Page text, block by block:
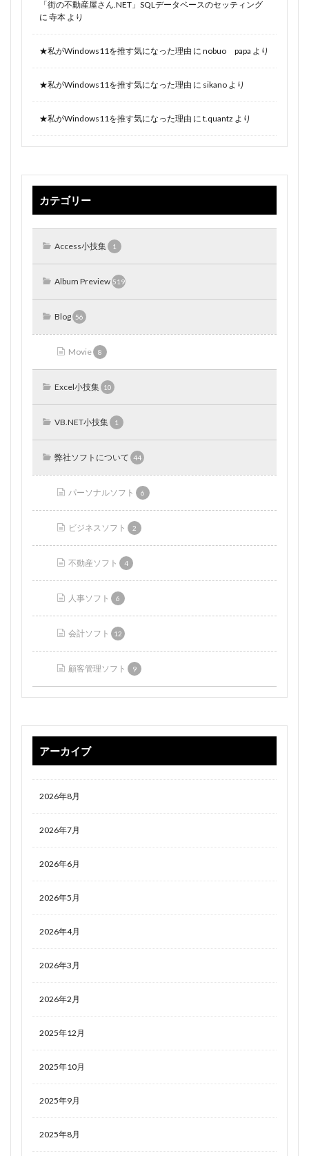
「街の不動産屋さん.NET」SQLデータベースのセッティング
に 寺本 より
★私がWindows11を推す気になった理由 に nobuo papa より
★私がWindows11を推す気になった理由 に sikano より
★私がWindows11を推す気になった理由 に t.quantz より
カテゴリー
Access小技集 1
Album Preview 519
Blog 56
Movie 8
Excel小技集 10
VB.NET小技集 1
弊社ソフトについて 44
パーソナルソフト 6
ビジネスソフト 2
不動産ソフト 4
人事ソフト 6
会計ソフト 12
顧客管理ソフト 9
アーカイブ
2026年8月
2026年7月
2026年6月
2026年5月
2026年4月
2026年3月
2026年2月
2025年12月
2025年10月
2025年9月
2025年8月